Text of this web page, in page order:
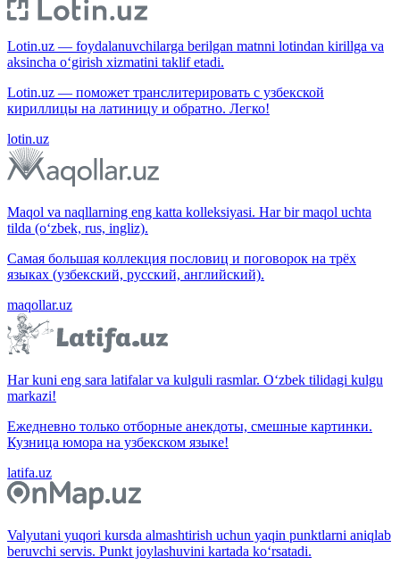
Lotin.uz — foydalanuvchilarga berilgan matnni lotindan kirillga va
aksincha o‘girish xizmatini taklif etadi.
Lotin.uz — поможет транслитерировать с узбекской
кириллицы на латиницу и обратно. Легко!
lotin.uz
Maqol va naqllarning eng katta kolleksiyasi. Har bir maqol uchta
tilda (o‘zbek, rus, ingliz).
Самая большая коллекция пословиц и поговорок на трёх
языках (узбекский, русский, английский).
maqollar.uz
Har kuni eng sara latifalar va kulguli rasmlar. O‘zbek tilidagi kulgu
markazi!
Ежедневно только отборные анекдоты, смешные картинки.
Кузница юмора на узбекском языке!
latifa.uz
Valyutani yuqori kursda almashtirish uchun yaqin punktlarni aniqlab
beruvchi servis. Punkt joylashuvini kartada ko‘rsatadi.